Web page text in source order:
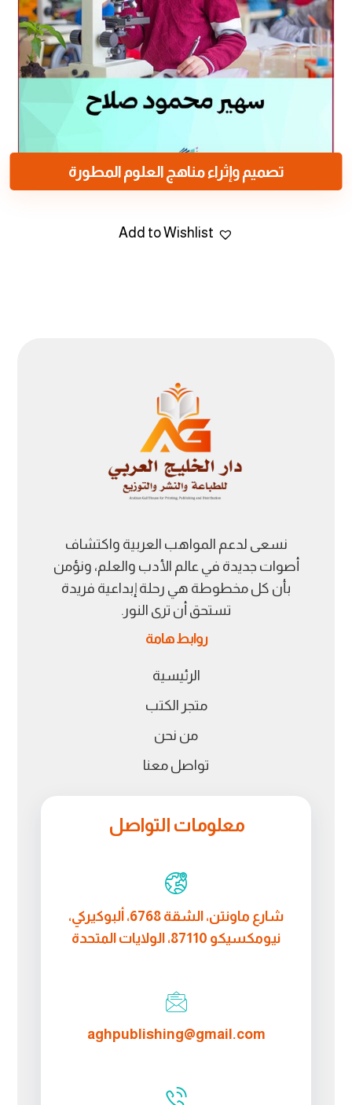
تصميم وإثراء مناهج العلوم المطورة
Add to Wishlist
نسعى لدعم المواهب العربية واكتشاف
أصوات جديدة في عالم الأدب والعلم، ونؤمن
بأن كل مخطوطة هي رحلة إبداعية فريدة
تستحق أن ترى النور.
روابط هامة
الرئيسية
متجر الكتب
من نحن
تواصل معنا
معلومات التواصل
شارع ماونتن، الشقة 6768، ألبوكيركي،
نيومكسيكو 87110، الولايات المتحدة
aghpublishing@gmail.com